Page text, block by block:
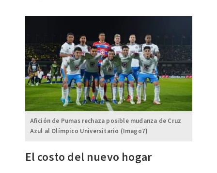
Afición de Pumas rechaza posible mudanza de Cruz
Azul al Olímpico Universitario (Imago7)
El costo del nuevo hogar